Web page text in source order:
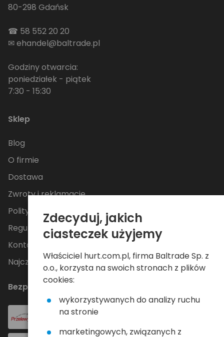
80-298 Gdańsk
☎ 58 552 20 20
✉ehandel@baltrade.pl
Godziny otwarcia:
poniedziałek - piątek
7:30 - 15:30
Sklep
Blog
O firmie
Dostawa
Zwroty i reklamacje
Polityka Prywatności
Regulamin
Kontakt
Najczęściej zadawane pytania
Bezpieczne płatności
Zdecyduj, jakich
ciasteczek użyjemy
Właściciel hurt.com.pl, firma Baltrade Sp. z
o.o., korzysta na swoich stronach z plików
cookies:
wykorzystywanych do analizy ruchu
na stronie
marketingowych, związanych z